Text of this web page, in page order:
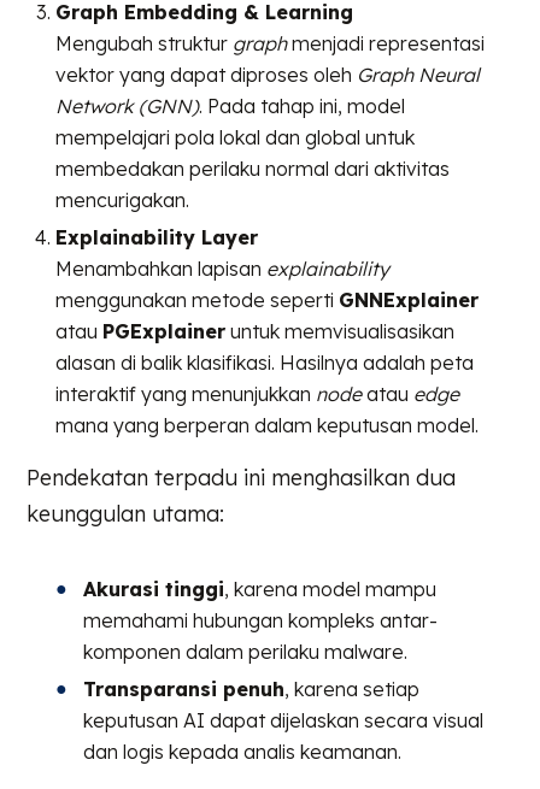
Graph Embedding & Learning
Mengubah struktur graphmenjadi representasi
vektor yang dapat diproses oleh Graph Neural
Network (GNN). Pada tahap ini, model
mempelajari pola lokal dan global untuk
membedakan perilaku normal dari aktivitas
mencurigakan.
Explainability Layer
Menambahkan lapisan explainability
menggunakan metode seperti GNNExplainer
atau PGExplainer untuk memvisualisasikan
alasan di balik klasifikasi. Hasilnya adalah peta
interaktif yang menunjukkan nodeatau edge
mana yang berperan dalam keputusan model.
Pendekatan terpadu ini menghasilkan dua
keunggulan utama:
Akurasi tinggi, karena model mampu
memahami hubungan kompleks antar-
komponen dalam perilaku malware.
Transparansi penuh, karena setiap
keputusan AI dapat dijelaskan secara visual
dan logis kepada analis keamanan.